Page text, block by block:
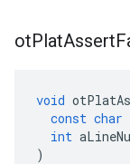
otPlatAssert
void
const char
int
)